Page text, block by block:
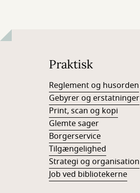
Praktisk
Reglement og husorden
Gebyrer og erstatninger
Print, scan og kopi
Glemte sager
Borgerservice
Tilgængelighed
Strategi og organisation
Job ved bibliotekerne